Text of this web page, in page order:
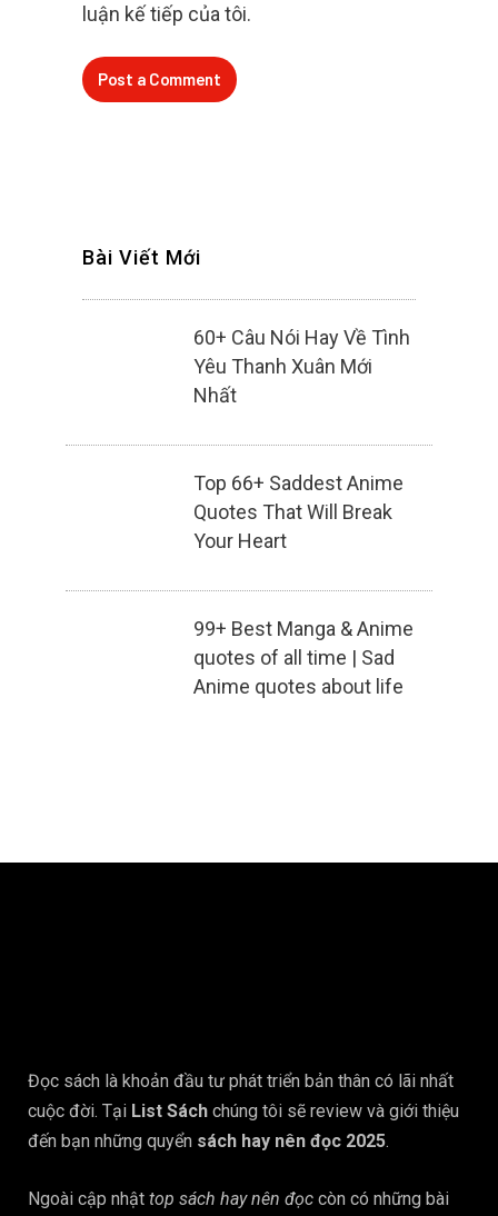
luận kế tiếp của tôi.
Bài Viết Mới
60+ Câu Nói Hay Về Tình
Yêu Thanh Xuân Mới
Nhất
Top 66+ Saddest Anime
Quotes That Will Break
Your Heart
99+ Best Manga & Anime
quotes of all time | Sad
Anime quotes about life
Đọc sách là khoản đầu tư phát triển bản thân có lãi nhất
cuộc đời. Tại List Sách chúng tôi sẽ review và giới thiệu
đến bạn những quyển sách hay nên đọc 2025.
Ngoài cập nhật top sách hay nên đọc còn có những bài